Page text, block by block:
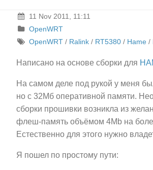
11 Nov 2011, 11:11
OpenWRT
OpenWRT / Ralink / RT5380 / Hame /
Написано на основе сборки для
На самом деле под рукой у меня
но с 32Мб оперативной памяти.
сборки прошивки возникла из
флеш-память объёмом 4Mb на
Естественно для этого нужно
Я пошел по простому пути: